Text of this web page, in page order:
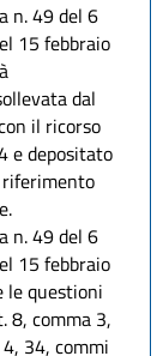
n. 49 del 6
15 febbraio
dal
il ricorso
e depositato
n. 49 del 6
15 febbraio
le questioni
comma 3,
34, commi